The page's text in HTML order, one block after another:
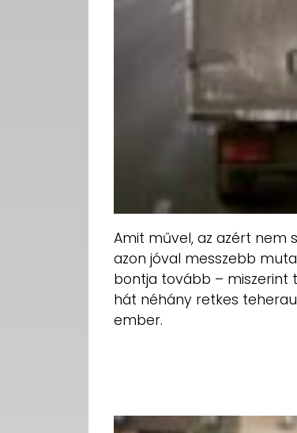
Amit művel, az azért nem
azon jóval messzebb
bontja tovább – miszerint
hát néhány retkes
ember.